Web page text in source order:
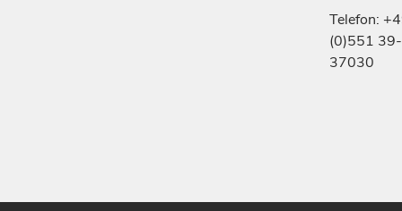
Telefon:
(0)551 39-
37030